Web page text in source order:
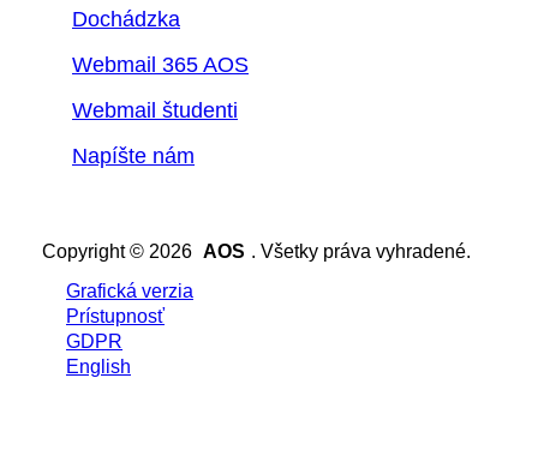
Dochádzka
Webmail 365 AOS
Webmail študenti
Napíšte nám
Copyright © 2026 AOS . Všetky práva vyhradené.
Grafická verzia
Prístupnosť
GDPR
English